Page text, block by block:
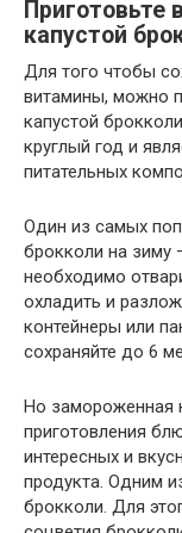
капустой
Для того чтобы
витамины, можно
капустой
круглый год и
питательных
Один из самых
брокколи на зиму
необходимо
охладить и
контейнеры или
сохраняйте до 6
Но замороженная
приготовления
интересных и
продукта. Одним
брокколи. Для